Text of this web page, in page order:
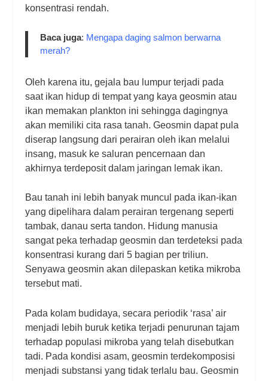
konsentrasi rendah.
Baca juga: Mengapa daging salmon berwarna
merah?
Oleh karena itu, gejala bau lumpur terjadi pada
saat ikan hidup di tempat yang kaya geosmin atau
ikan memakan plankton ini sehingga dagingnya
akan memiliki cita rasa tanah. Geosmin dapat pula
diserap langsung dari perairan oleh ikan melalui
insang, masuk ke saluran pencernaan dan
akhirnya terdeposit dalam jaringan lemak ikan.
Bau tanah ini lebih banyak muncul pada ikan-ikan
yang dipelihara dalam perairan tergenang seperti
tambak, danau serta tandon. Hidung manusia
sangat peka terhadap geosmin dan terdeteksi pada
konsentrasi kurang dari 5 bagian per triliun.
Senyawa geosmin akan dilepaskan ketika mikroba
tersebut mati.
Pada kolam budidaya, secara periodik ‘rasa’ air
menjadi lebih buruk ketika terjadi penurunan tajam
terhadap populasi mikroba yang telah disebutkan
tadi. Pada kondisi asam, geosmin terdekomposisi
menjadi substansi yang tidak terlalu bau. Geosmin